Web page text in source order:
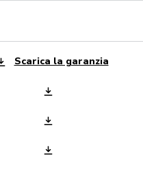
Scarica la garanzia